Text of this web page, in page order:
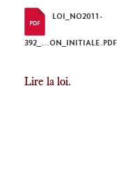
LOI_NO2011-
392_...ON_INITIALE.PDF
Lire la loi.